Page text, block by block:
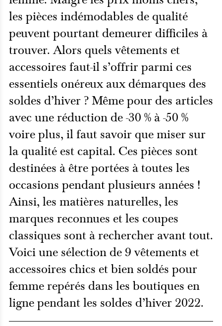
les pièces indémodables de qualité
peuvent pourtant demeurer difficiles à
trouver. Alors quels vêtements et
accessoires faut-il s’offrir parmi ces
essentiels onéreux aux démarques des
soldes d’hiver ? Même pour des articles
avec une réduction de -30 % à -50 %
voire plus, il faut savoir que miser sur
la qualité est capital. Ces pièces sont
destinées à être portées à toutes les
occasions pendant plusieurs années !
Ainsi, les matières naturelles, les
marques reconnues et les coupes
classiques sont à rechercher avant tout.
Voici une sélection de 9 vêtements et
accessoires chics et bien soldés pour
femme repérés dans les boutiques en
ligne pendant les soldes d’hiver 2022.